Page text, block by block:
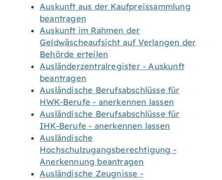
Auskunft aus der Kaufpreissammlung
beantragen
Auskunft im Rahmen der
Geldwäscheaufsicht auf Verlangen der
Behörde erteilen
Ausländerzentralregister - Auskunft
beantragen
Ausländische Berufsabschlüsse für
HWK-Berufe - anerkennen lassen
Ausländische Berufsabschlüsse für
IHK-Berufe - anerkennen lassen
Ausländische
Hochschulzugangsberechtigung -
Anerkennung beantragen
Ausländische Zeugnisse -